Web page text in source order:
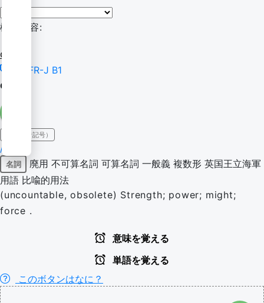
検索内容:
craft
CEFR-J B1
craft
IPA（発音記号）
/kɹɑːft/
名詞 廃用 不可算名詞 可算名詞 一般義 複数形 英国王立海軍
用語 比喩的用法
(uncountable, obsolete) Strength; power; might;
force .
意味を覚える
単語を覚える
このボタンはなに？